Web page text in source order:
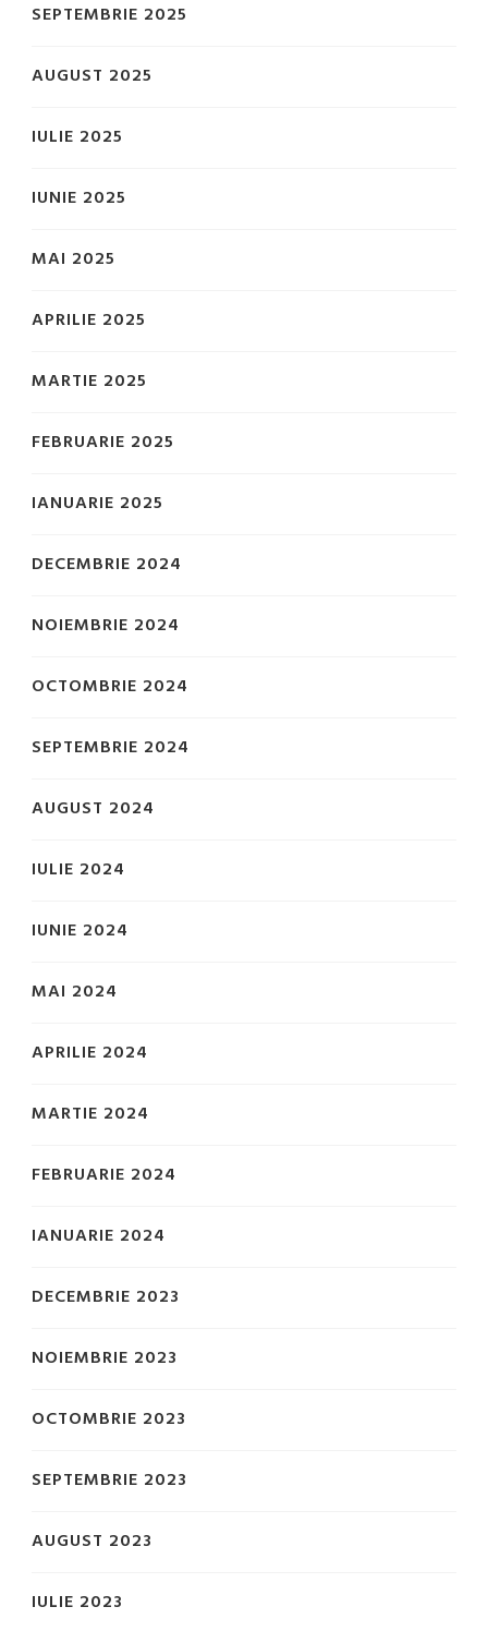
SEPTEMBRIE 2025
AUGUST 2025
IULIE 2025
IUNIE 2025
MAI 2025
APRILIE 2025
MARTIE 2025
FEBRUARIE 2025
IANUARIE 2025
DECEMBRIE 2024
NOIEMBRIE 2024
OCTOMBRIE 2024
SEPTEMBRIE 2024
AUGUST 2024
IULIE 2024
IUNIE 2024
MAI 2024
APRILIE 2024
MARTIE 2024
FEBRUARIE 2024
IANUARIE 2024
DECEMBRIE 2023
NOIEMBRIE 2023
OCTOMBRIE 2023
SEPTEMBRIE 2023
AUGUST 2023
IULIE 2023